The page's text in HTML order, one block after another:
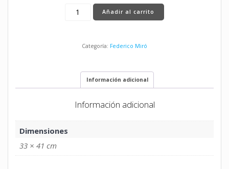
Sin
título
Añadir al carrito
Categoría: Federico Miró
Información adicional
Información adicional
Dimensiones
33 × 41 cm